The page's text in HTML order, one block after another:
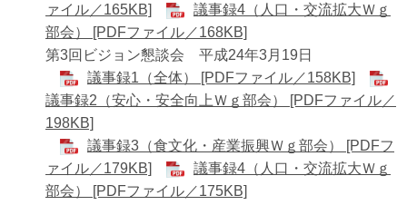
ァイル／165KB]
議事録4（人口・交流拡大Ｗｇ
部会） [PDFファイル／168KB]
第3回ビジョン懇談会 平成24年3月19日
議事録1（全体） [PDFファイル／158KB]
議事録2（安心・安全向上Ｗｇ部会） [PDFファイル／
198KB]
議事録3（食文化・産業振興Ｗｇ部会） [PDFフ
ァイル／179KB]
議事録4（人口・交流拡大Ｗｇ
部会） [PDFファイル／175KB]